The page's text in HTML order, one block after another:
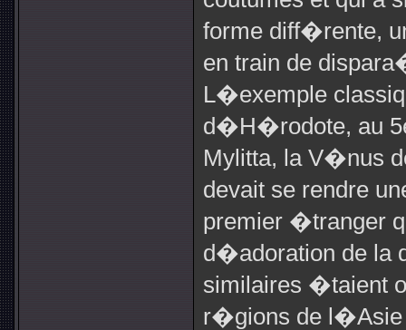
forme diff�rente,
en train de
L�exemple
d�H�rodote, au
Mylitta, la V�nus
devait se rendre
premier �tranger
d�adoration de la
similaires �taient
r�gions de l�Asie